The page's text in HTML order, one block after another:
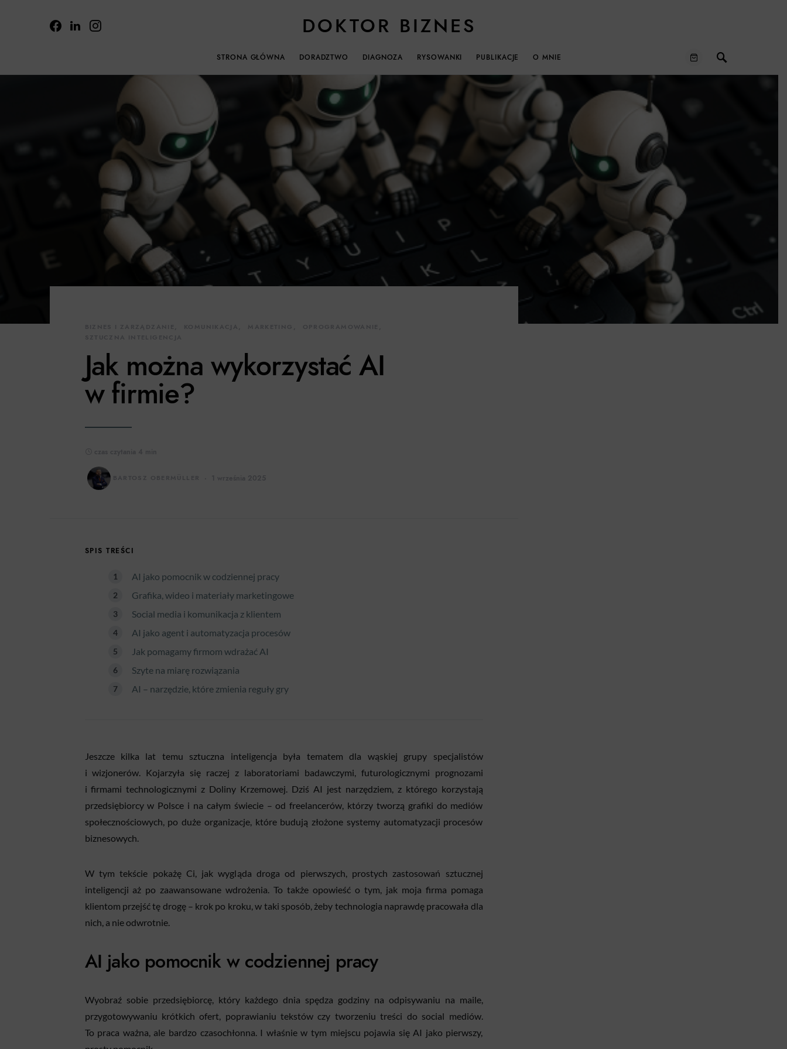
DOKTOR BIZNES
STRONA GŁÓWNA DORADZTWO DIAGNOZA RYSOWANKI PUBLIKACJE O MNIE
Jak można wykorzystać AI
w firmie?
SPIS TREŚCI
AI jako pomocnik w codziennej pracy
Grafika, wideo i materiały marketingowe
Social media i komunikacja z klientem
AI jako agent i automatyzacja procesów
Jak pomagamy firmom wdrażać AI
Szyte na miarę rozwiązania
AI – narzędzie, które zmienia reguły gry
Jeszcze kilka lat temu sztuczna inteligencja była tematem dla wąskiej grupy specjalistów
i wizjonerów. Kojarzyła się raczej z laboratoriami badawczymi, futurologicznymi prognozami
i firmami technologicznymi z Doliny Krzemowej. Dziś AI jest narzędziem, z którego korzystają
przedsiębiorcy w Polsce i na całym świecie – od freelancerów, którzy tworzą grafiki do mediów
społecznościowych, po duże organizacje, które budują złożone systemy automatyzacji procesów
biznesowych.
W tym tekście pokażę Ci, jak wygląda droga od pierwszych, prostych zastosowań sztucznej
inteligencji aż po zaawansowane wdrożenia. To także opowieść o tym, jak moja firma pomaga
klientom przejść tę drogę – krok po kroku, w taki sposób, żeby technologia naprawdę pracowała dla
nich, a nie odwrotnie.
AI jako pomocnik w codziennej pracy
Wyobraź sobie przedsiębiorcę, który każdego dnia spędza godziny na odpisywaniu na maile,
przygotowywaniu krótkich ofert, poprawianiu tekstów czy tworzeniu treści do social mediów.
To praca ważna, ale bardzo czasochłonna. I właśnie w tym miejscu pojawia się AI jako pierwszy,